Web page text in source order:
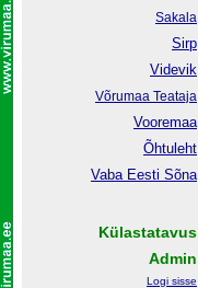
Sakala
Sirp
Videvik
Võrumaa Teataja
Vooremaa
Õhtuleht
Vaba Eesti Sõna
Külastatavus
Admin
Logi sisse